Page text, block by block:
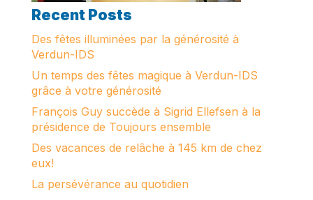
Recent Posts
Des fêtes illuminées par la générosité à
Verdun-IDS
Un temps des fêtes magique à Verdun-IDS
grâce à votre générosité
François Guy succède à Sigrid Ellefsen à la
présidence de Toujours ensemble
Des vacances de relâche à 145 km de chez
eux!
La persévérance au quotidien